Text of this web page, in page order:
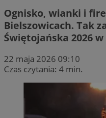
Ognisko, wianki i
Bielszowicach. Tak
Świętojańska 2026
22 maja 2026 09:10
Czas czytania: 4 min.